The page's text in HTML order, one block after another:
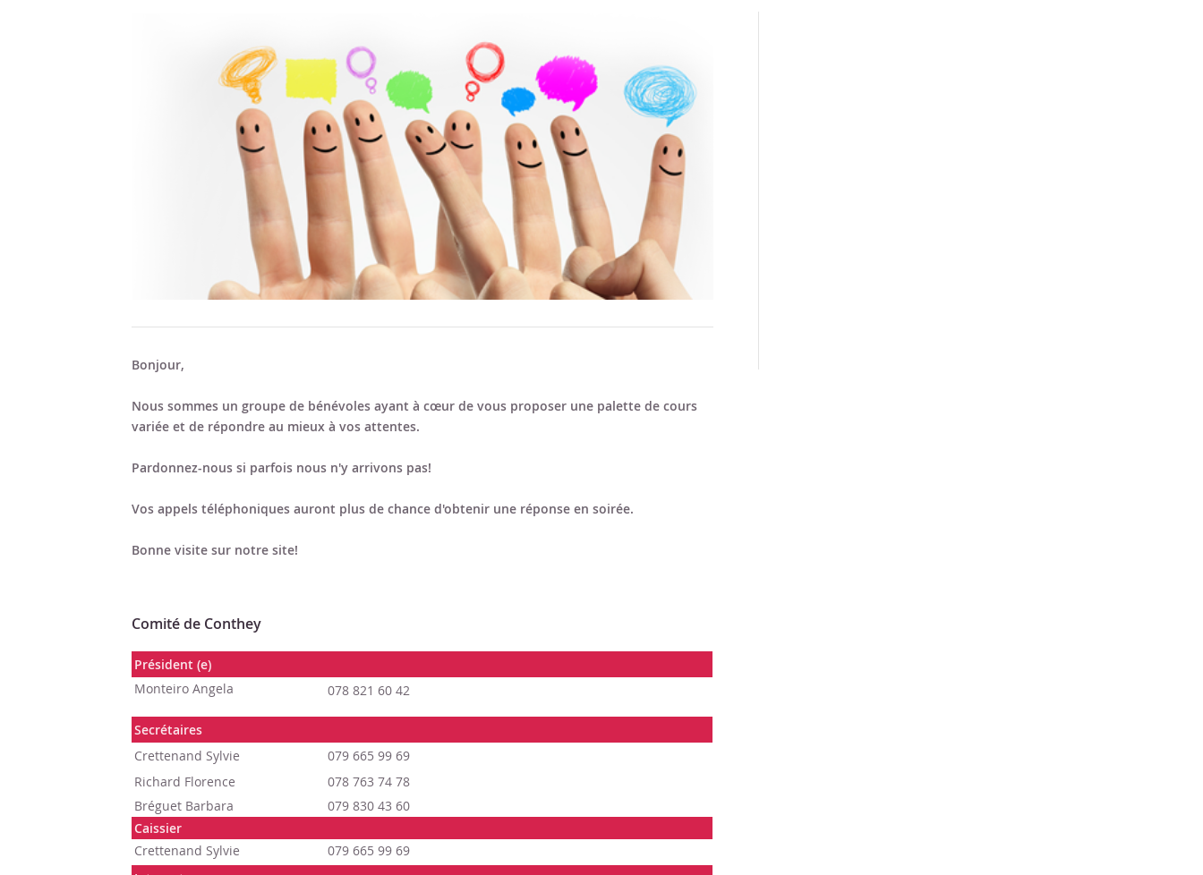
Bonjour,
Nous sommes un groupe de bénévoles ayant à cœur de vous proposer une palette de cours
variée et de répondre au mieux à vos attentes.
Pardonnez-nous si parfois nous n'y arrivons pas!
Vos appels téléphoniques auront plus de chance d'obtenir une réponse en soirée.
Bonne visite sur notre site!
Comité de Conthey
Président (e)
Monteiro Angela
078 821 60 42
Secrétaires
Crettenand Sylvie
079 665 99 69
Richard Florence
078 763 74 78
Bréguet Barbara
079 830 43 60
Caissier
Crettenand Sylvie
079 665 99 69